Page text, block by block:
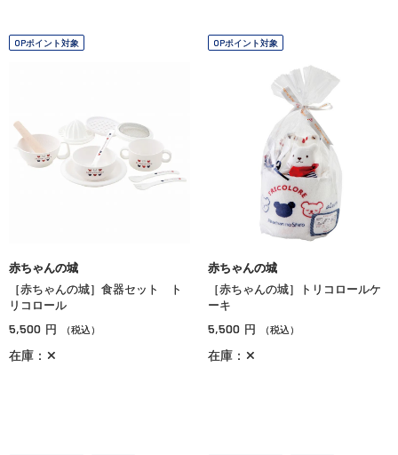
OPポイント対象
赤ちゃんの城
［赤ちゃんの城］食器セット ト
リコロール
5,500 円 （税込）
在庫：✕
OPポイント対象
赤ちゃんの城
［赤ちゃんの城］トリコロールケ
ーキ
5,500 円 （税込）
在庫：✕